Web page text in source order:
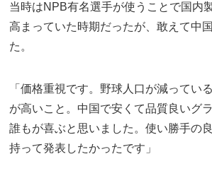
当時はNPB有名選手が使うことで国内
高まっていた時期だったが、敢えて中
た。
「価格重視です。野球人口が減ってい
が高いこと。中国で安くて品質良いグ
誰もが喜ぶと思いました。使い勝手の
持って発表したかったです」